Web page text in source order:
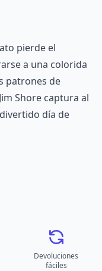
pierde el
a una colorida
patrones de
Shore captura al
día de
Devoluciones
fáciles